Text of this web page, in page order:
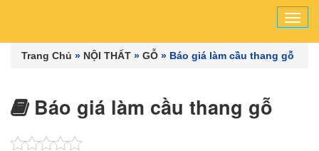
Trang Chủ » NỘI THẤT » GỖ » Báo giá làm cầu thang gỗ
Báo giá làm cầu thang gỗ